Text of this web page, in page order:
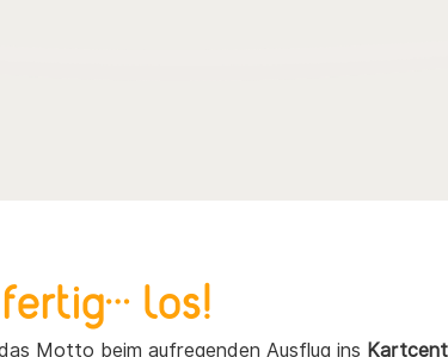
los!
Motto beim aufregenden Ausflug ins